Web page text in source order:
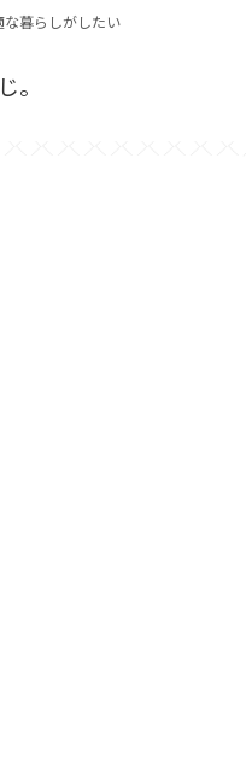
暮らしがしたい
。